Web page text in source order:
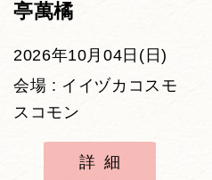
亭萬橘
2026年10月04日(日)
会場 : イイヅカコスモ
スコモン
詳細